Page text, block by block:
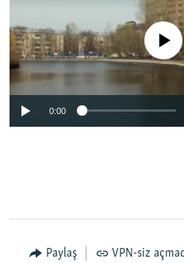
No media source
0:00
Paylaş VPN-siz